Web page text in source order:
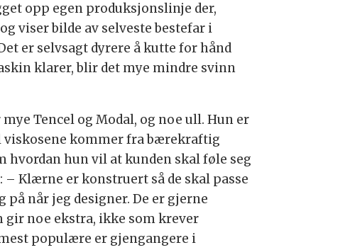
opp egen produksjonslinje der,
viser bilde av selveste bestefar i
er selvsagt dyrere å kutte for hånd
klarer, blir det mye mindre svinn
Tencel og Modal, og noe ull. Hun er
kommer fra bærekraftig
hvordan hun vil at kunden skal føle seg
Klærne er konstruert så de skal passe
når jeg designer. De er gjerne
gir noe ekstra, ikke som krever
populære er gjengangere i